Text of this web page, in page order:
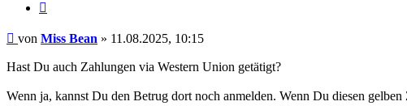
Beitrag
von Miss Bean » 11.08.2025, 10:15
Hast Du auch Zahlungen via Western Union getätigt?
Wenn ja, kannst Du den Betrug dort noch anmelden. Wenn Du diesen